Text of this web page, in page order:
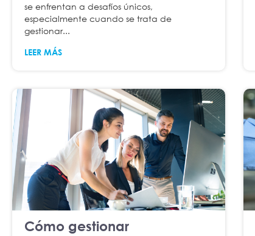
se enfrentan a desafíos únicos,
especialmente cuando se trata de
gestionar...
LEER MÁS
Cómo gestionar